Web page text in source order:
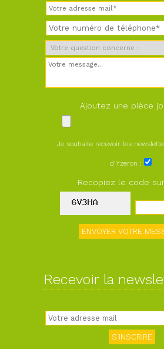
Ajoutez une pièce
Je souhaite recevoir les
d'Yzeron :
Recopiez le code
Recevoir la